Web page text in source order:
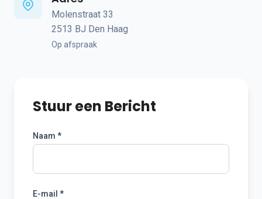
Molenstraat 33
2513 BJ Den Haag
Op afspraak
Stuur een Bericht
Naam *
E-mail *